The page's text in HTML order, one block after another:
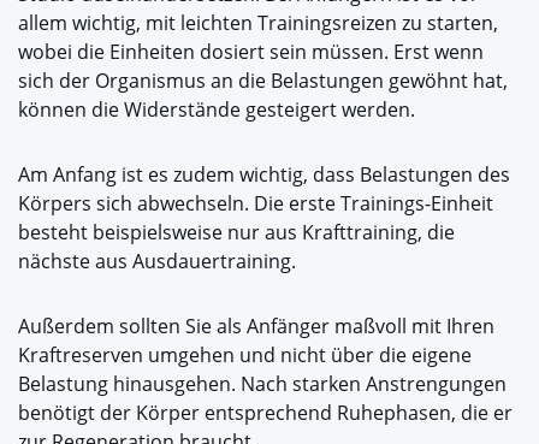
allem wichtig, mit leichten Trainingsreizen zu starten,
wobei die Einheiten dosiert sein müssen. Erst wenn
sich der Organismus an die Belastungen gewöhnt hat,
können die Widerstände gesteigert werden.
Am Anfang ist es zudem wichtig, dass Belastungen des
Körpers sich abwechseln. Die erste Trainings-Einheit
besteht beispielsweise nur aus Krafttraining, die
nächste aus Ausdauertraining.
Außerdem sollten Sie als Anfänger maßvoll mit Ihren
Kraftreserven umgehen und nicht über die eigene
Belastung hinausgehen. Nach starken Anstrengungen
benötigt der Körper entsprechend Ruhephasen, die er